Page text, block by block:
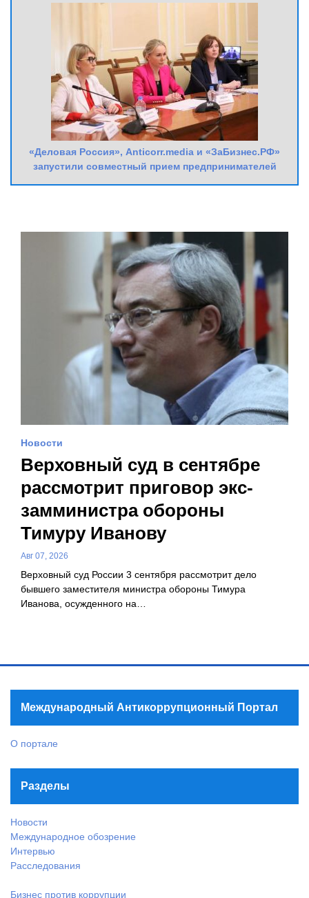
«Деловая Россия», Anticorr.media и «ЗаБизнес.РФ»
запустили совместный прием предпринимателей
Новости
Верховный суд в сентябре
рассмотрит приговор экс-
замминистра обороны
Тимуру Иванову
Авг 07, 2026
Верховный суд России 3 сентября рассмотрит дело
бывшего заместителя министра обороны Тимура
Иванова, осужденного на…
Международный Антикоррупционный Портал
О портале
Разделы
Новости
Международное обозрение
Интервью
Расследования
Бизнес против коррупции